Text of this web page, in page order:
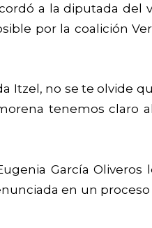
a la diputada del
por la coalición
Itzel, no se te olvide
tenemos claro
García Oliveros
en un